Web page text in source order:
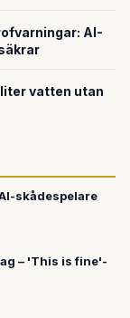
AI-
vatten utan
skådespelare
– 'This is fine'-